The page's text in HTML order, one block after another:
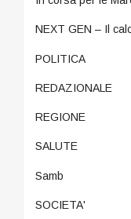
NEXT GEN – Il
POLITICA
REDAZIONALE
REGIONE
SALUTE
Samb
SOCIETA'